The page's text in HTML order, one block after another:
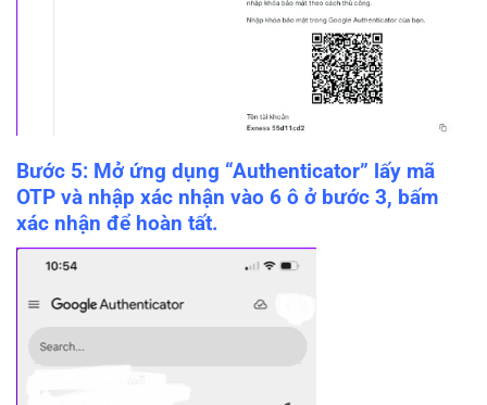
Bước 5: Mở ứng dụng “Authenticator” lấy mã
OTP và nhập xác nhận vào 6 ô ở bước 3, bấm
xác nhận để hoàn tất.